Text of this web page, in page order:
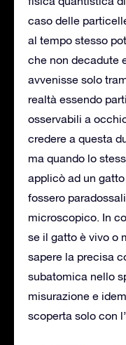
caso delle
al tempo stesso
che non decadute
avvenisse solo
realtà essendo
osservabili a
credere a questa
ma quando lo
applicò ad un
fossero
microscopico. In
se il gatto è vivo o
sapere la precisa
subatomica nello
misurazione e
scoperta solo con